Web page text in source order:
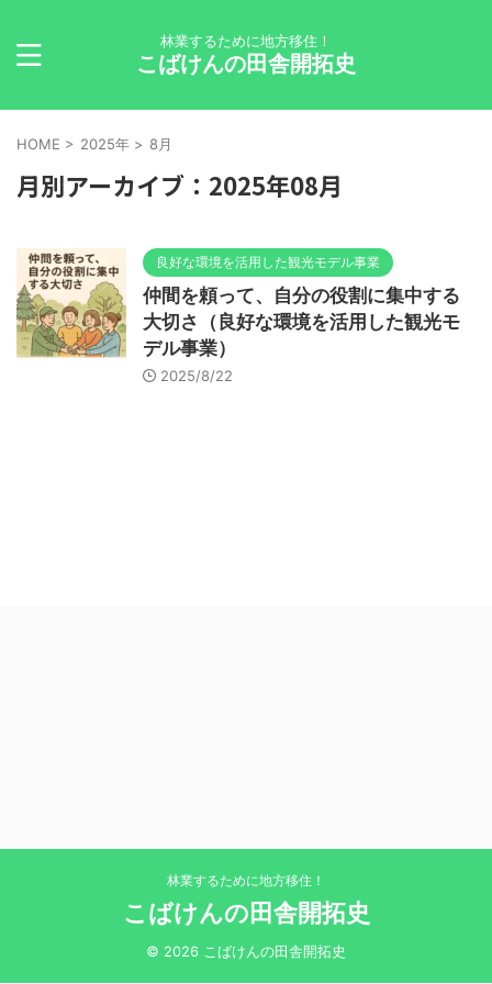
林業するために地方移住！
こばけんの田舎開拓史
HOME > 2025年 > 8月
月別アーカイブ：2025年08月
良好な環境を活用した観光モデル事業
仲間を頼って、自分の役割に集中する
大切さ（良好な環境を活用した観光モ
デル事業）
2025/8/22
林業するために地方移住！
こばけんの田舎開拓史
© 2026 こばけんの田舎開拓史